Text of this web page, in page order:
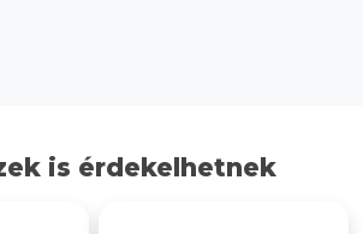
is érdekelhetnek